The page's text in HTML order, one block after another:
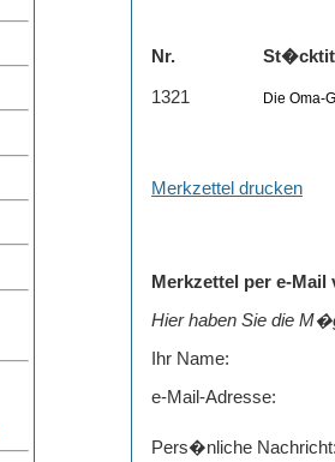
Nr.
1321 Die Oma-
Merkzettel drucken
Merkzettel per e-Mail
Hier haben Sie die
Ihr Name:
e-Mail-Adresse:
Pers�nliche